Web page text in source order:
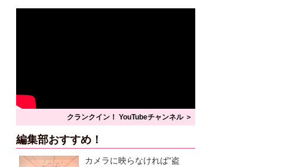
クランクイン！ YouTubeチャンネル ＞
編集部おすすめ！
カメラに映らなければ“盗